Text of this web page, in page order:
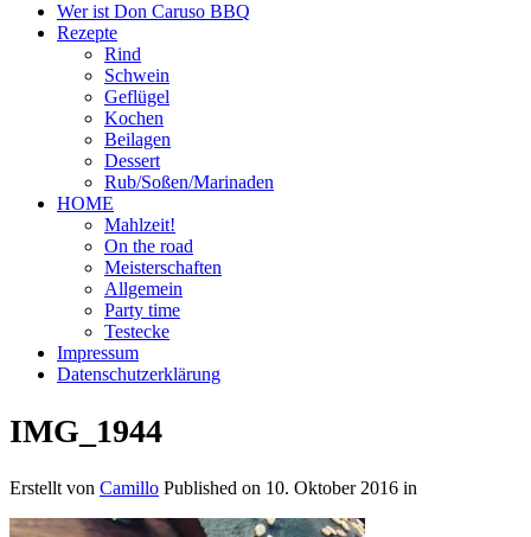
Wer ist Don Caruso BBQ
Rezepte
Rind
Schwein
Geflügel
Kochen
Beilagen
Dessert
Rub/Soßen/Marinaden
HOME
Mahlzeit!
On the road
Meisterschaften
Allgemein
Party time
Testecke
Impressum
Datenschutzerklärung
IMG_1944
Erstellt von Camillo Published on 10. Oktober 2016 in